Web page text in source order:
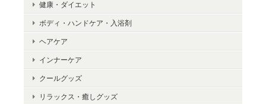
健康・ダイエット
ボディ・ハンドケア・入浴剤
ヘアケア
インナーケア
クールグッズ
リラックス・癒しグッズ